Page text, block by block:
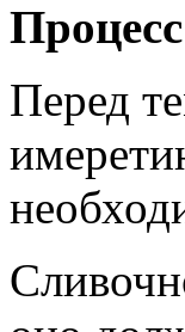
Перед